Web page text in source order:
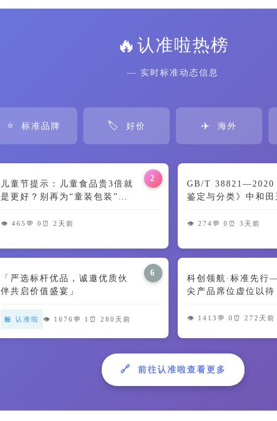
🔥认准啦热榜
— 实时标准动态信息
⭐ 标准品牌 🏷️ 好价 ✈️ 海外
2
儿童节提示：儿童食品贵3倍就
是更好？别再为“童装包装”交
👁️ 465 💬 0 ⏰ 2天前
GB/T
鉴定与分类》中和田
👁️ 274 💬 0 ⏰ 3天前
6
「严选标杆优品，诚邀优质伙
伴共启价值盛宴」
🏪 认准啦 👁️ 1676 💬 1 ⏰ 280天前
科创领航·标准先行
尖产品席位虚位以待
👁️ 1413 💬 0 ⏰ 272天前
🔗 前往认准啦查看更多